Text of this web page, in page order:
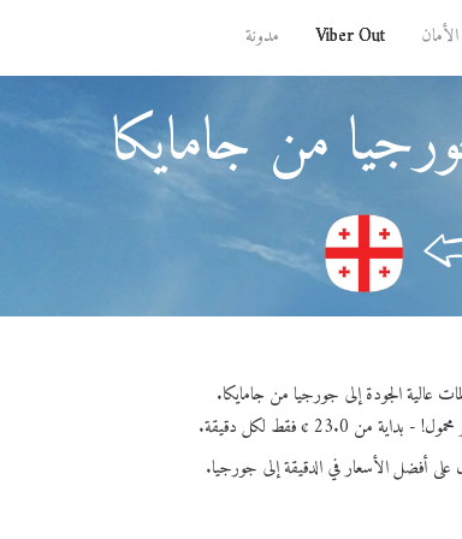
الأمان Viber Out مدونة
من جامايكا
¢ فقط لكل دقيقة.
أفضل الأسعار في الدقيقة إلى جورجيا.